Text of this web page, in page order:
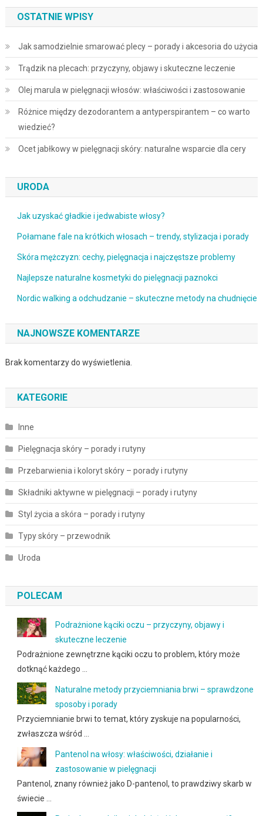
OSTATNIE WPISY
Jak samodzielnie smarować plecy – porady i akcesoria do użycia
Trądzik na plecach: przyczyny, objawy i skuteczne leczenie
Olej marula w pielęgnacji włosów: właściwości i zastosowanie
Różnice między dezodorantem a antyperspirantem – co warto
wiedzieć?
Ocet jabłkowy w pielęgnacji skóry: naturalne wsparcie dla cery
URODA
Jak uzyskać gładkie i jedwabiste włosy?
Połamane fale na krótkich włosach – trendy, stylizacja i porady
Skóra mężczyzn: cechy, pielęgnacja i najczęstsze problemy
Najlepsze naturalne kosmetyki do pielęgnacji paznokci
Nordic walking a odchudzanie – skuteczne metody na chudnięcie
NAJNOWSZE KOMENTARZE
Brak komentarzy do wyświetlenia.
KATEGORIE
Inne
Pielęgnacja skóry – porady i rutyny
Przebarwienia i koloryt skóry – porady i rutyny
Składniki aktywne w pielęgnacji – porady i rutyny
Styl życia a skóra – porady i rutyny
Typy skóry – przewodnik
Uroda
POLECAM
Podrażnione kąciki oczu – przyczyny, objawy i
skuteczne leczenie
Podrażnione zewnętrzne kąciki oczu to problem, który może
dotknąć każdego …
Naturalne metody przyciemniania brwi – sprawdzone
sposoby i porady
Przyciemnianie brwi to temat, który zyskuje na popularności,
zwłaszcza wśród …
Pantenol na włosy: właściwości, działanie i
zastosowanie w pielęgnacji
Pantenol, znany również jako D-pantenol, to prawdziwy skarb w
świecie …